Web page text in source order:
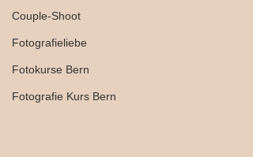
Couple-Shoot
Fotografieliebe
Fotokurse Bern
Fotografie Kurs Bern